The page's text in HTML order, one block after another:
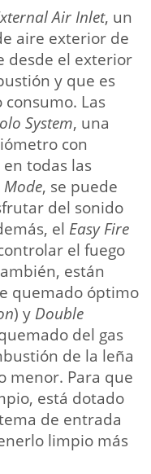
Air Inlet, un
aire exterior de
desde el exterior
y que es
Las
System, una
con
todas las
Mode, se puede
del sonido
el Easy Fire
el fuego
están
quemado óptimo
) y Double
del gas
de la leña
menor. Para que
está dotado
de entrada
limpio más